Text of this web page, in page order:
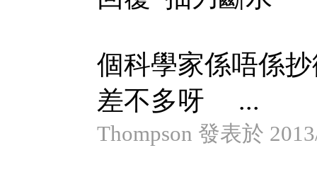
個科學家係唔係
差不多呀 ...
Thompson 發表於